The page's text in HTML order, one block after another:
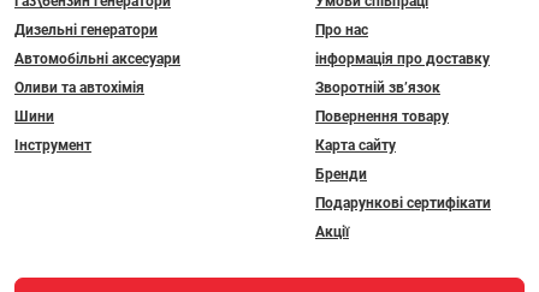
Дизельні генератори
Автомобільні аксесуари
Оливи та автохімія
Шини
Інструмент
Про нас
інформація про доставку
Зворотній зв’язок
Повернення товару
Карта сайту
Бренди
Подарункові сертифікати
Акції